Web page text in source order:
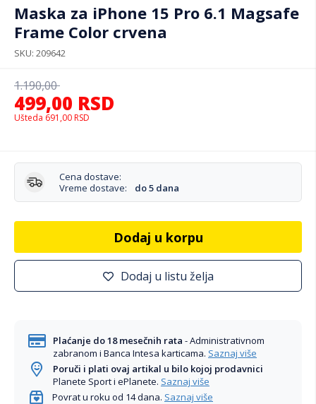
Maska za iPhone 15 Pro 6.1 Magsafe
Frame Color crvena
SKU 209642
499,00 RSD
1.190,00
Ušteda 691,00 RSD
Cena dostave:
Vreme dostave:
do 5 dana
Dodaj u korpu
Dodaj u listu želja
Plaćanje do 18 mesečnih rata - Administrativnom
zabranom i Banca Intesa karticama. Saznaj više
Poruči i plati ovaj artikal u bilo kojoj prodavnici
Planete Sport i ePlanete. Saznaj više
Povrat u roku od 14 dana. Saznaj više